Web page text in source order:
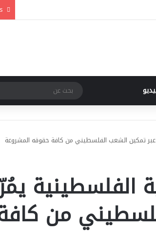
تمكين الشعب الفلسطيني من كافة حقوقه المشروعة
الفلسطينية
من